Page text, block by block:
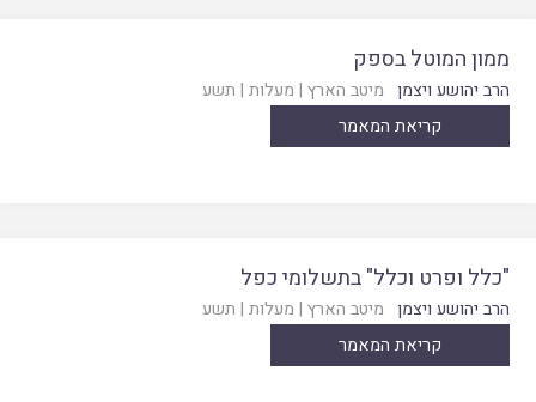
ממון המוטל בספק
הרב יהושע ויצמן מיטב הארץ | מעלות | תשע
קריאת המאמר
"כלל ופרט וכלל" בתשלומי כפל
הרב יהושע ויצמן מיטב הארץ | מעלות | תשע
קריאת המאמר